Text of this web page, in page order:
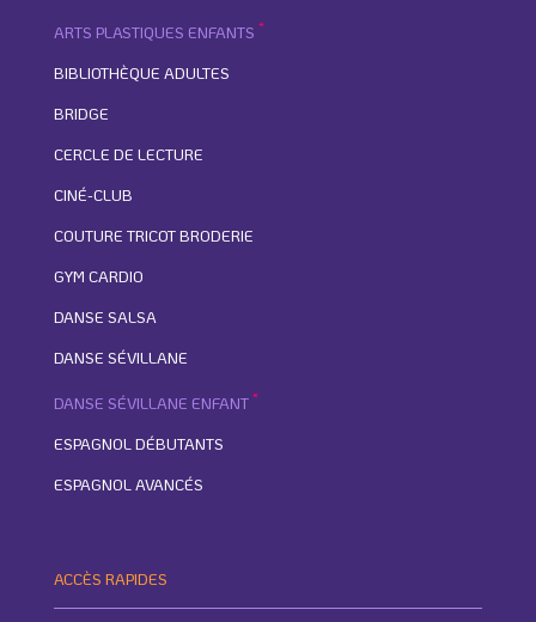
ARTS PLASTIQUES ENFANTS *
BIBLIOTHÈQUE ADULTES
BRIDGE
CERCLE DE LECTURE
CINÉ-CLUB
COUTURE TRICOT BRODERIE
GYM CARDIO
DANSE SALSA
DANSE SÉVILLANE
DANSE SÉVILLANE ENFANT *
ESPAGNOL DÉBUTANTS
ESPAGNOL AVANCÉS
ACCÈS RAPIDES